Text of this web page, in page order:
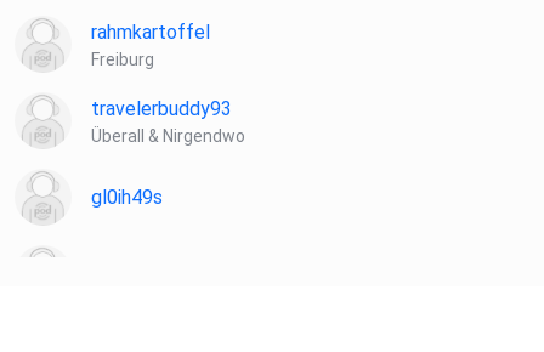
rahmkartoffel
Freiburg
travelerbuddy93
Überall & Nirgendwo
gl0ih49s